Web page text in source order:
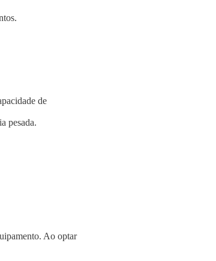
de
pesada.
Ao optar